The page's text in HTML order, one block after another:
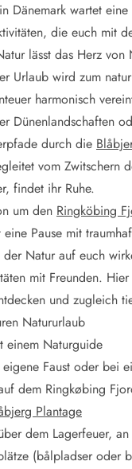
Dänemark wartet
die euch mit
lässt das Herz von
Urlaub wird zum
harmonisch
Dünenlandschaften
durch die
vom Zwitschern
findet ihr Ruhe.
um den Ringköbing
Pause mit
der Natur auf euch
mit Freunden.
und zugleich
Natururlaub
einem Naturguide
Faust oder bei
dem Ringkøbing
Plantage
dem Lagerfeuer,
(bålpladser oder